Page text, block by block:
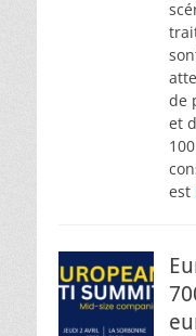
de
et
est